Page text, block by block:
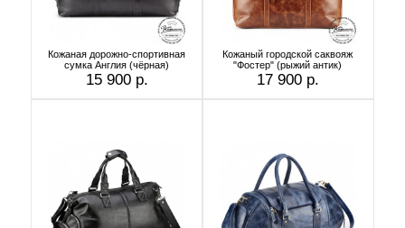
Кожаная дорожно-спортивная
сумка Англия (чёрная)
15 900 р.
Кожаный городской саквояж
"Фостер" (рыжий антик)
17 900 р.